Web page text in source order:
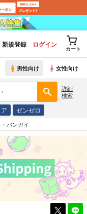
新規登録 ログイン
カート
男性向け 女性向け
詳細
検索
ゼンゼロ
バンガイ